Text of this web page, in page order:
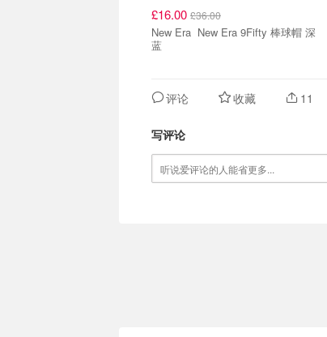
£16.00 £36.00
New Era New Era 9Fifty 棒球帽 深
蓝
评论 收藏 11
写评论